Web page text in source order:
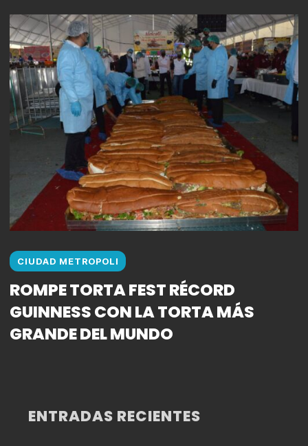
CIUDAD METROPOLI
ROMPE TORTA FEST RÉCORD
GUINNESS CON LA TORTA MÁS
GRANDE DEL MUNDO
ENTRADAS RECIENTES